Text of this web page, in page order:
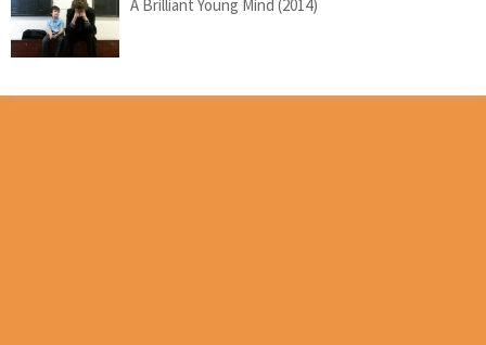
A Brilliant Young Mind (2014)